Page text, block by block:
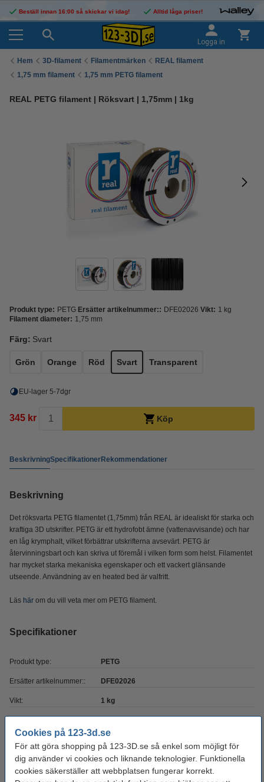
Cookies på 123-3d.se
För att göra shopping på 123-3D.se så enkel som möjligt för
dig använder vi cookies och liknande teknologier. Funktionella
cookies säkerställer att webbplatsen fungerar korrekt.
Beställ innan 16:00 så skickar vi idag! Alltid låga priser!
Logga in
Hem 3D-filament Filamentmärken
REAL filament
1,75 mm filament
1,75 mm PETG filament
REAL PETG filament | Röksvart | 1,75mm | 1kg
Produkt type: PETG Ersätter artikelnummer:: DFE02026 Vikt: 1 kg
Filament diameter: 1,75 mm
Färg: Svart
Grön Orange Röd Svart Transparent
EU-lager 5-7dgr
345 kr Köp
BeskrivningSpecifikationerRekommendationer
Beskrivning
Det röksvarta PETG filamentet (1,75mm) från REAL är idealiskt för starka och
kraftiga 3D utskrifter. PETG är ett hydrofobt ämne (vattenavvisande) och har
en låg krymphalt, vilket förbättrar utskrifterna avsevärt. PETG är
återvinningsbart och kan skriva ut föremål i vilken form som helst. Filamentet
har mycket starka mekaniska egenskaper och ett vackert glänsande
utseende. Användning av en heated bed är valfritt.
Läs här om du vill veta mer om PETG filament.
Specifikationer
Produkt type: PETG
Ersätter artikelnummer:: DFE02026
Vikt: 1 kg
Filament rundhet:
Färg: Svart
Heated bed temp: 30 - 60 °C